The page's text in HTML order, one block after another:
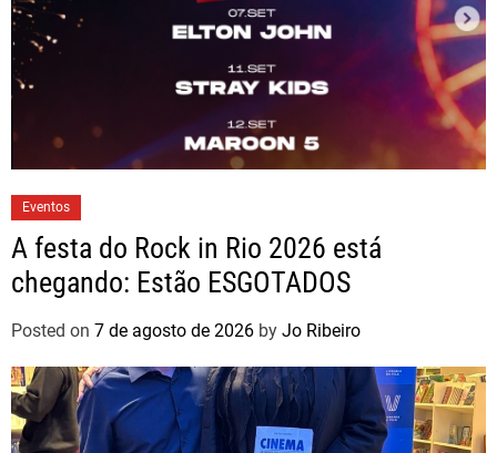
Eventos
A festa do Rock in Rio 2026 está
chegando: Estão ESGOTADOS
Posted on 7 de agosto de 2026 by Jo Ribeiro